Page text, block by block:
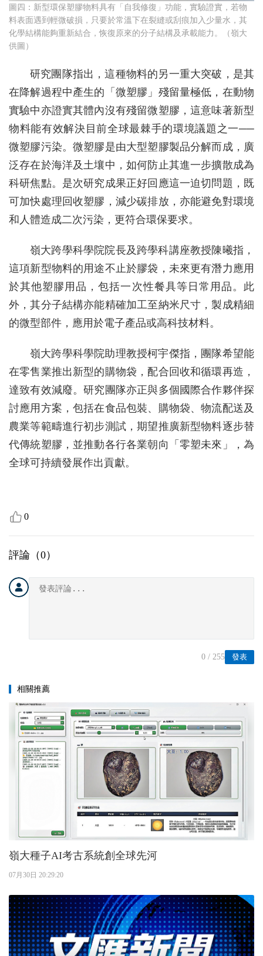
圖四：新型環保塑膠物料具有「自我修復」功能，實驗證實，若物
料表面遇到輕微破損，只要於常溫下在裂縫或刮痕加入少量水，其
化學結構能夠重新結合，恢復原來的分子結構及承載能力。（嶺大
供圖）
研究團隊指出，這種物料的另一重大突破，是其
在降解過程中產生的「微塑膠」殘留量極低，在動物
實驗中亦證實其體內沒有殘留微塑膠，這意味著新型
物料能有效解決目前全球最棘手的環境議題之一──
微塑膠污染。微塑膠是由大型塑膠製品分解而成，廣
泛存在於海洋及土壤中，如何防止其進一步擴散成為
科研焦點。是次研究成果正好回應這一迫切問題，既
可加快處理回收塑膠，減少碳排放，亦能避免對環境
和人體造成二次污染，更符合環保要求。
嶺大跨學科學院院長及跨學科講座教授陳曦指，
這項新型物料的用途不止於膠袋，未來更有潛力應用
於其他塑膠用品，包括一次性餐具等日常用品。此
外，其分子結構亦能精確加工至納米尺寸，製成精細
的微型部件，應用於電子產品或高科技材料。
嶺大跨學科學院助理教授柯宇傑指，團隊希望能
在零售業推出新型的購物袋，配合回收和循環再造，
達致有效減廢。研究團隊亦正與多個國際合作夥伴探
討應用方案，包括在食品包裝、購物袋、物流配送及
農業等範疇進行初步測試，期望推廣新型物料逐步替
代傳統塑膠，並推動各行各業朝向「零塑未來」，為
全球可持續發展作出貢獻。
0
評論（0）
發表
0 / 255
相關推薦
嶺大種子AI考古系統創全球先河
07月30日 20:29:20